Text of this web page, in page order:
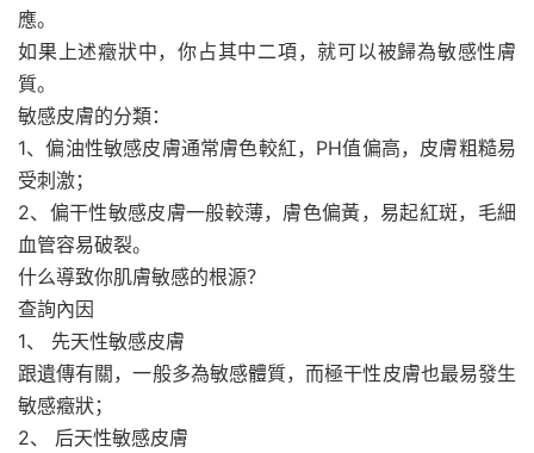
應。
如果上述癥狀中，你占其中二項，就可以被歸為敏感性膚
質。
敏感皮膚的分類：
1、偏油性敏感皮膚通常膚色較紅，PH值偏高，皮膚粗糙易
受刺激；
2、偏干性敏感皮膚一般較薄，膚色偏黃，易起紅斑，毛細
血管容易破裂。
什么導致你肌膚敏感的根源？
查詢內因
1、 先天性敏感皮膚
跟遺傳有關，一般多為敏感體質，而極干性皮膚也最易發生
敏感癥狀；
2、 后天性敏感皮膚